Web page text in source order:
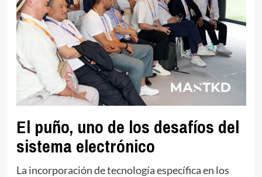
El puño, uno de los desafíos del
sistema electrónico
La incorporación de tecnología específica en los